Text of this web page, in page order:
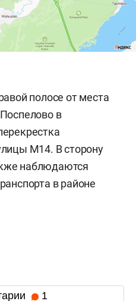
полосе от места
в
М14. В сторону
наблюдаются
в районе
1